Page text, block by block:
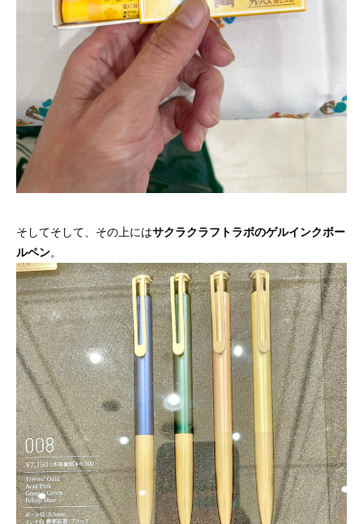
そしてそして、その上にはサクラクラフトラボのゲルインクボー
ルペン。